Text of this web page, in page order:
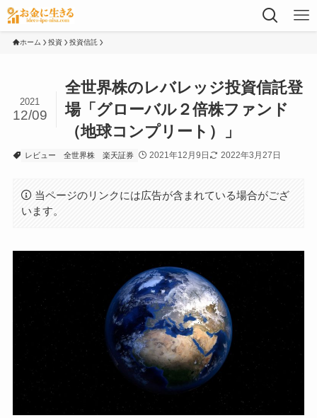
ホーム 投資 投資信託
全世界株のレバレッジ投資信託登
場「グローバル２倍株ファンド
（地球コンプリート）」
2021
12/09
レビュー 全世界株 楽天証券 2021年12月9日 2022年3月27日
当ページのリンクには広告が含まれている場合がござ
います。